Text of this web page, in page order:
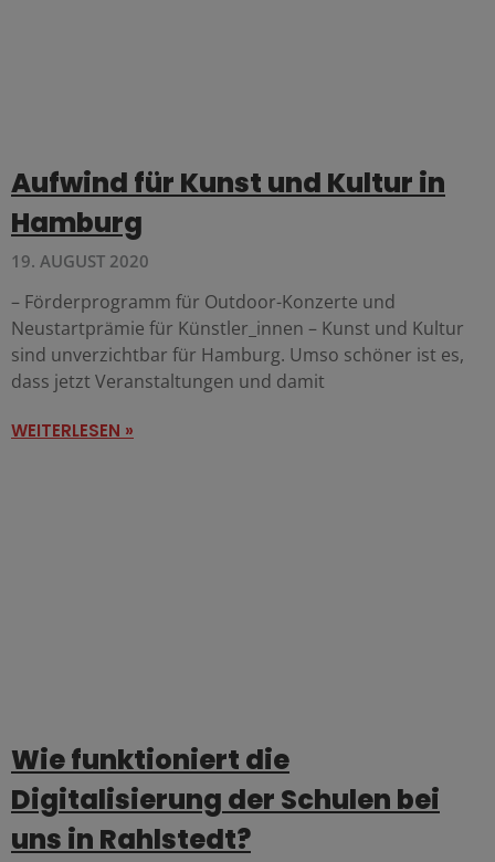
Aufwind für Kunst und Kultur in
Hamburg
19. AUGUST 2020
– Förderprogramm für Outdoor-Konzerte und
Neustartprämie für Künstler_innen – Kunst und Kultur
sind unverzichtbar für Hamburg. Umso schöner ist es,
dass jetzt Veranstaltungen und damit
WEITERLESEN »
Wie funktioniert die
Digitalisierung der Schulen bei
uns in Rahlstedt?